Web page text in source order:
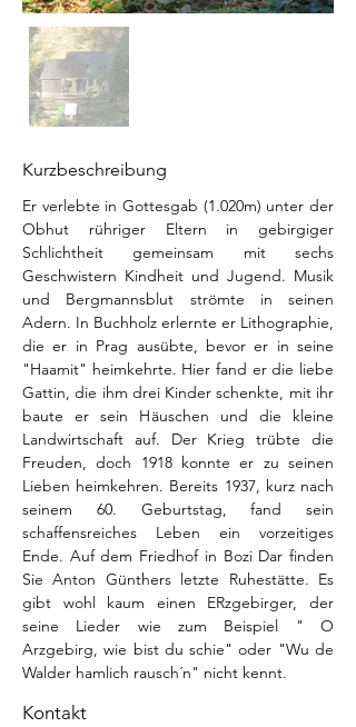
Kurzbeschreibung
Er verlebte in Gottesgab (1.020m) unter der
Obhut rühriger Eltern in gebirgiger
Schlichtheit gemeinsam mit sechs
Geschwistern Kindheit und Jugend. Musik
und Bergmannsblut strömte in seinen
Adern. In Buchholz erlernte er Lithographie,
die er in Prag ausübte, bevor er in seine
"Haamit" heimkehrte. Hier fand er die liebe
Gattin, die ihm drei Kinder schenkte, mit ihr
baute er sein Häuschen und die kleine
Landwirtschaft auf. Der Krieg trübte die
Freuden, doch 1918 konnte er zu seinen
Lieben heimkehren. Bereits 1937, kurz nach
seinem 60. Geburtstag, fand sein
schaffensreiches Leben ein vorzeitiges
Ende. Auf dem Friedhof in Bozi Dar finden
Sie Anton Günthers letzte Ruhestätte. Es
gibt wohl kaum einen ERzgebirger, der
seine Lieder wie zum Beispiel " O
Arzgebirg, wie bist du schie" oder "Wu de
Walder hamlich rausch´n" nicht kennt.
Kontakt